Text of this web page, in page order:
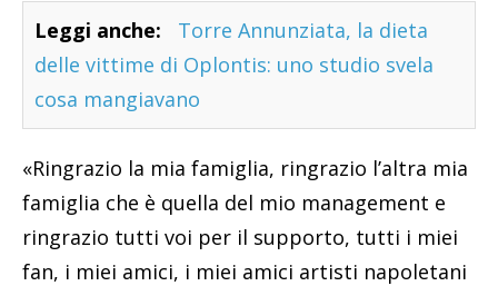
Leggi anche:
Torre Annunziata, la dieta
delle vittime di Oplontis: uno studio svela
cosa mangiavano
«Ringrazio la mia famiglia, ringrazio l’altra mia
famiglia che è quella del mio management e
ringrazio tutti voi per il supporto, tutti i miei
fan, i miei amici, i miei amici artisti napoletani